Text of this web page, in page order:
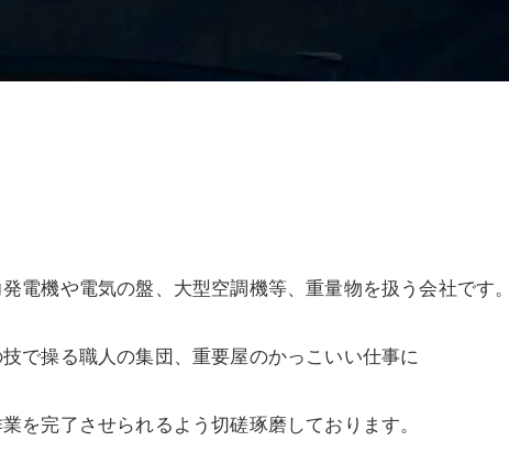
電機や電気の盤、大型空調機等、重量物を扱う会社です
で操る職人の集団、重要屋のかっこいい仕事に
を完了させられるよう切磋琢磨しております。